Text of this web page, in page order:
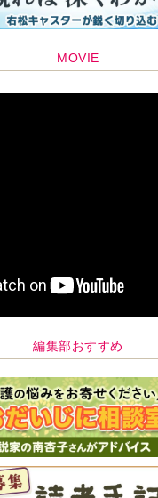
MOVIE
編集部おすすめ